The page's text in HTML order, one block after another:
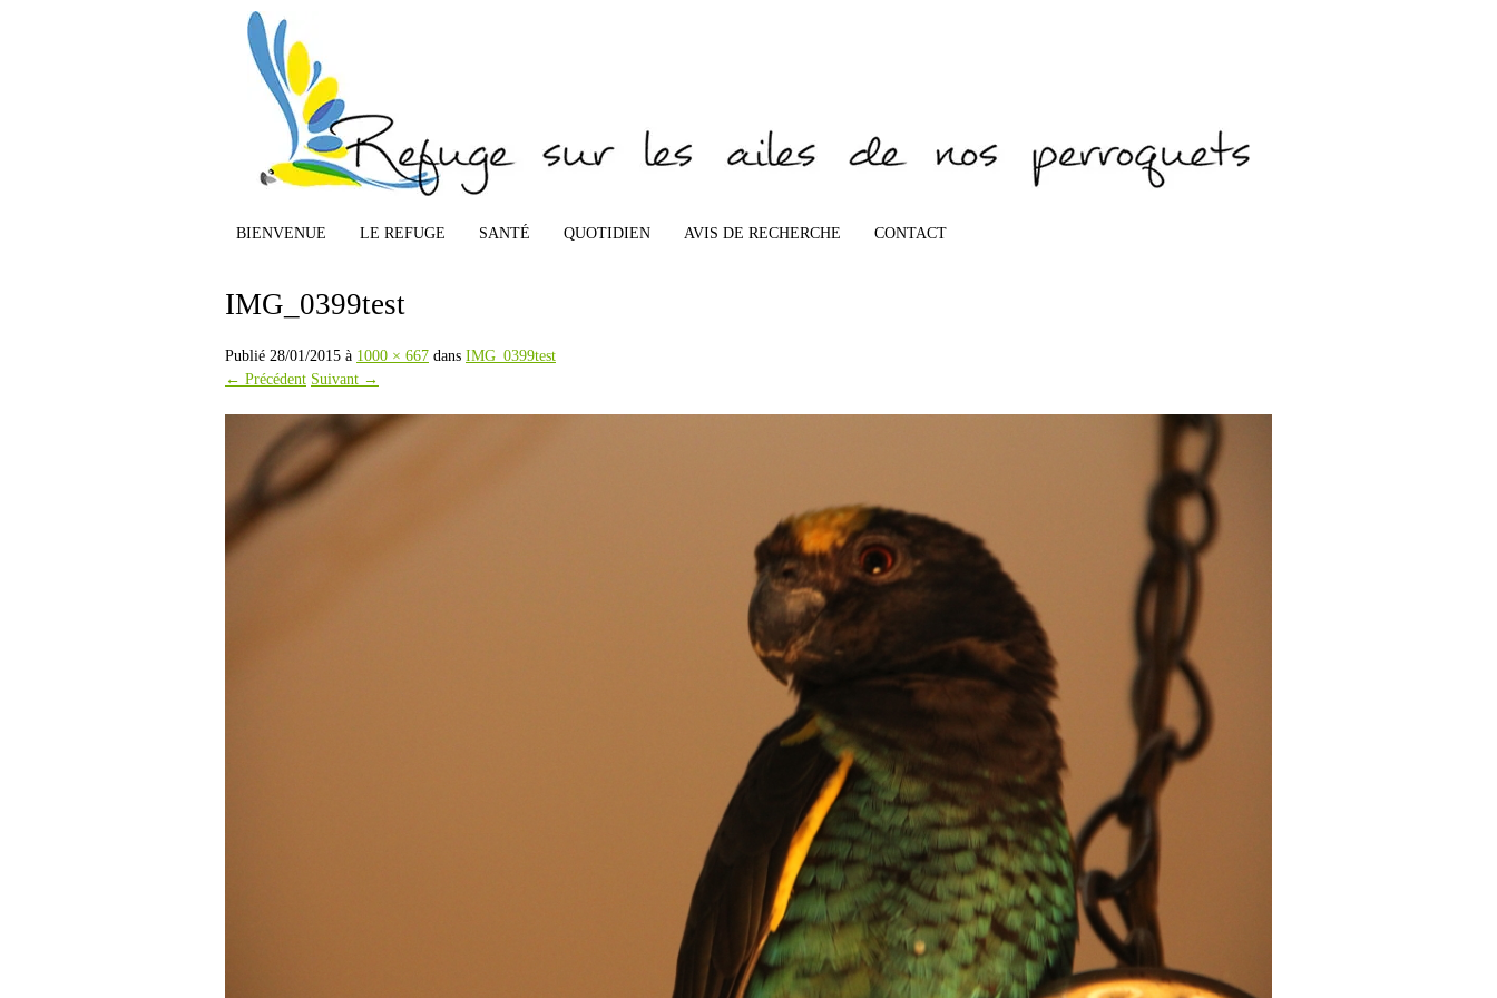
BIENVENUE LE REFUGE SANTÉ QUOTIDIEN AVIS DE RECHERCHE CONTACT
IMG_0399test
Publié 28/01/2015 à 1000 × 667 dans IMG_0399test
← Précédent Suivant →